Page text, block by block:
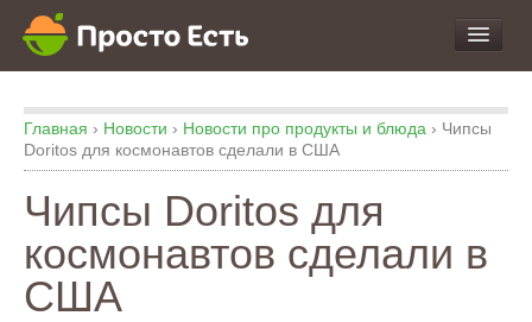
про Еду
про Кухню
про Экспертизу
Главная › Новости › Новости про продукты и блюда › Чипсы
Doritos для космонавтов сделали в США
Чипсы Doritos для
космонавтов сделали в
США